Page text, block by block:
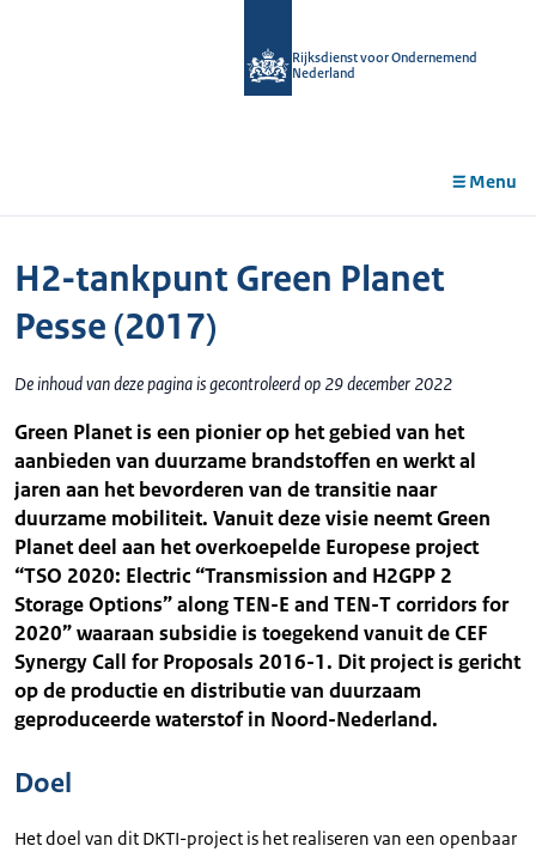
Rijksdienst voor Ondernemend
Nederland
Menu
H2-tankpunt Green Planet
Pesse (2017)
De inhoud van deze pagina is gecontroleerd op 29 december 2022
Green Planet is een pionier op het gebied van het
aanbieden van duurzame brandstoffen en werkt al
jaren aan het bevorderen van de transitie naar
duurzame mobiliteit. Vanuit deze visie neemt Green
Planet deel aan het overkoepelde Europese project
“TSO 2020: Electric “Transmission and H2GPP 2
Storage Options” along TEN-E and TEN-T corridors for
2020” waaraan subsidie is toegekend vanuit de CEF
Synergy Call for Proposals 2016-1. Dit project is gericht
op de productie en distributie van duurzaam
geproduceerde waterstof in Noord-Nederland.
Doel
Het doel van dit DKTI-project is het realiseren van een openbaar